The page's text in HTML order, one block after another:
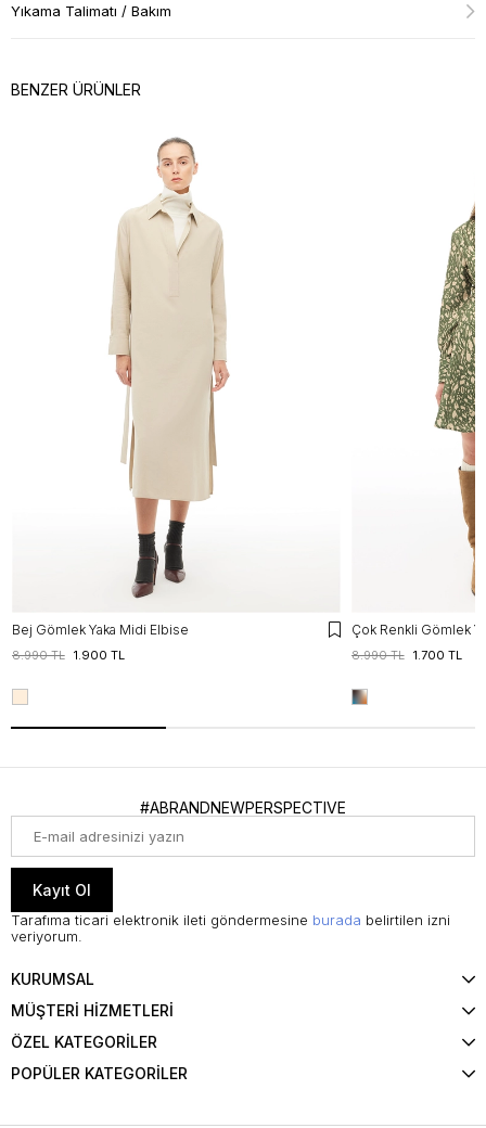
Yıkama Talimatı / Bakım
BENZER ÜRÜNLER
Bej Gömlek Yaka Midi Elbise
1.900 TL
8.990 TL
Çok Renkli Gömlek
1.700 TL
8.990 TL
#ABRANDNEWPERSPECTIVE
Kayıt Ol
Tarafıma ticari elektronik ileti göndermesine burada belirtilen izni
veriyorum.
KURUMSAL
MÜŞTERİ HİZMETLERİ
ÖZEL KATEGORİLER
POPÜLER KATEGORİLER